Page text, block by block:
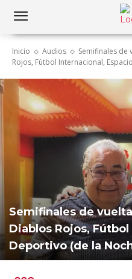
Inicio Audios
Semifinales de
Rojos, Fútbol Internacional,
Semifinales de
Diablos Rojos,
Deportivo (de la